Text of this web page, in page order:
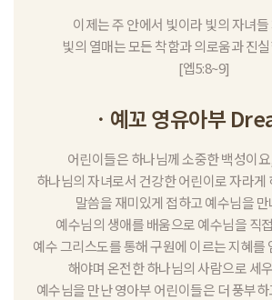
이제는 주 안에서 빛이라 빛의 자녀
빛의 열매는 모든 착함과 의로움과 진
[엡5:8~9]
ㆍ예꼬 영유아부
어린이들은 하나님께 소중한 백성이
하나님의 자녀로서 건강한 어린이로 자라게
말씀을 재미있게 접하고 예수님을
예수님의 생애를 배움으로 예수님을 직
예수 그리스도를 통해 구원에 이르는 지혜를
해야며 온전한 하나님의 사람으로 세
예수님을 만난 영아부 어린이들은 더 풍부